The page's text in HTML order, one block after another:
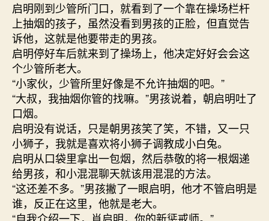
启明刚到少管所门口，就看到了一个靠在操场栏杆
上抽烟的孩子，虽然没看到男孩的正脸，但直觉告
诉他，这就是他要带走的男孩。
启明停好车后就来到了操场上，他决定好好会会这
个少管所老大。
“小家伙，少管所里好像是不允许抽烟的吧。”
“大叔，我抽烟你管的找嘛。”男孩说着，朝启明吐了
口烟。
启明没有说话，只是朝男孩笑了笑，不错，又一只
小狮子，我就是喜欢将小狮子调教成小白兔。
启明从口袋里拿出一包烟，然后恭敬的将一根烟递
给男孩，和小混混聊天就该用混混的方法。
“这还差不多。”男孩撇了一眼启明，他才不管启明是
谁，反正在这里，他就是老大。
“自我介绍一下，肖启明，你的新惩戒师。”